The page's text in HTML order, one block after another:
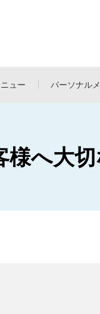
ュー パーソナル
様へ大